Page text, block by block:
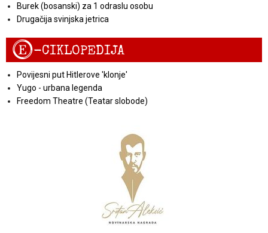
Burek (bosanski) za 1 odraslu osobu
Drugačija svinjska jetrica
E-CIKLOPEDIJA
Povijesni put Hitlerove 'klonje'
Yugo - urbana legenda
Freedom Theatre (Teatar slobode)